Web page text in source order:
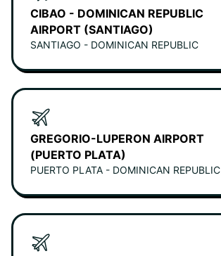
CIBAO - DOMINICAN REPUBLIC
AIRPORT (SANTIAGO)
SANTIAGO - DOMINICAN REPUBLIC
GREGORIO-LUPERON AIRPORT
(PUERTO PLATA)
PUERTO PLATA - DOMINICAN REPUBLIC